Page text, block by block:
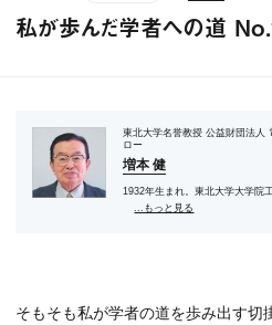
私が歩んだ学者への道
東北大学名誉教授 公益財団法人
ロー
増本 健
1932年生まれ。東北大学大学院
...もっと見る
そもそも私が学者の道を歩み出す切